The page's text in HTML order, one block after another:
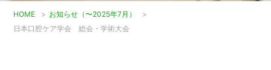
HOME > お知らせ（〜2025年7月）
>
日本口腔ケア学会 総会・学術大会